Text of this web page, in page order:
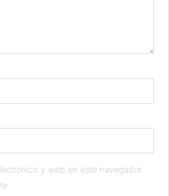
y web en este navegador